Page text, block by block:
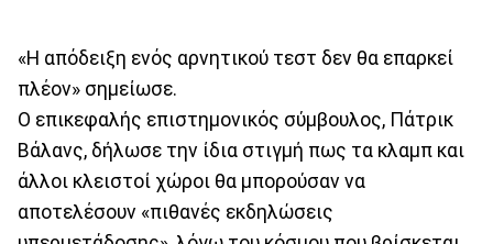
«Η απόδειξη ενός αρνητικού τεστ δεν θα επαρκεί
πλέον» σημείωσε.
Ο επικεφαλής επιστημονικός σύμβουλος, Πάτρικ
Βάλανς, δήλωσε την ίδια στιγμή πως τα κλαμπ και
άλλοι κλειστοί χώροι θα μπορούσαν να
αποτελέσουν «πιθανές εκδηλώσεις